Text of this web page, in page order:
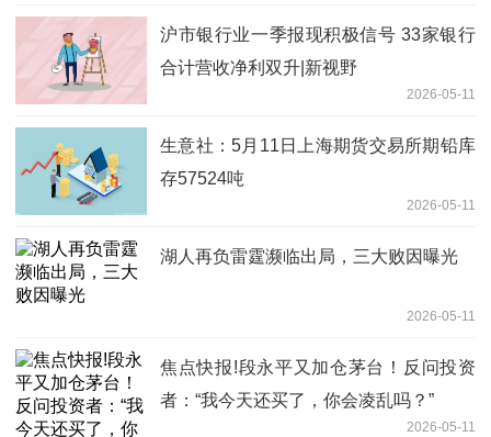
沪市银行业一季报现积极信号 33家银行
合计营收净利双升|新视野
2026-05-11
生意社：5月11日上海期货交易所期铅库
存57524吨
2026-05-11
湖人再负雷霆濒临出局，三大败因曝光
2026-05-11
焦点快报!段永平又加仓茅台！反问投资
者：“我今天还买了，你会凌乱吗？”
2026-05-11